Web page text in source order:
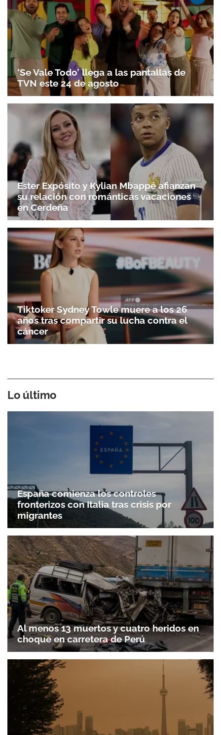
‘Se Vale Todo’ llega a las pantallas de
TVN este 24 de agosto
Ester Expósito y Kylian Mbappé afianzan
su relación con románticas vacaciones
en Cerdeña
Tiktoker Sydney Towle muere a los 26
años tras compartir su lucha contra el
cáncer
Lo último
España comienza los controles
fronterizos con Italia tras crisis por
migrantes
Al menos 13 muertos y cuatro heridos en
choque en carretera de Perú